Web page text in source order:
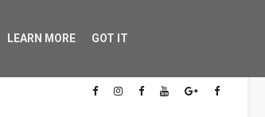
LEARN MORE GOT IT